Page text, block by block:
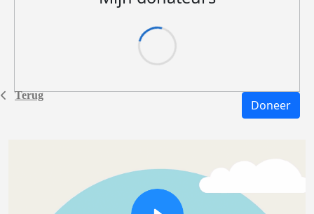
Terug
Doneer